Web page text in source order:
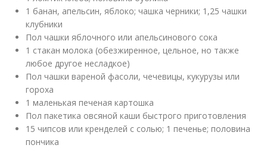
1 банан, апельсин, яблоко; чашка черники; 1,25 чашки
клубники
Пол чашки яблочного или апельсинового сока
1 стакан молока (обезжиренное, цельное, но также
любое другое несладкое)
Пол чашки вареной фасоли, чечевицы, кукурузы или
гороха
1 маленькая печеная картошка
Пол пакетика овсяной каши быстрого приготовления
15 чипсов или кренделей с солью; 1 печенье; половина
пончика